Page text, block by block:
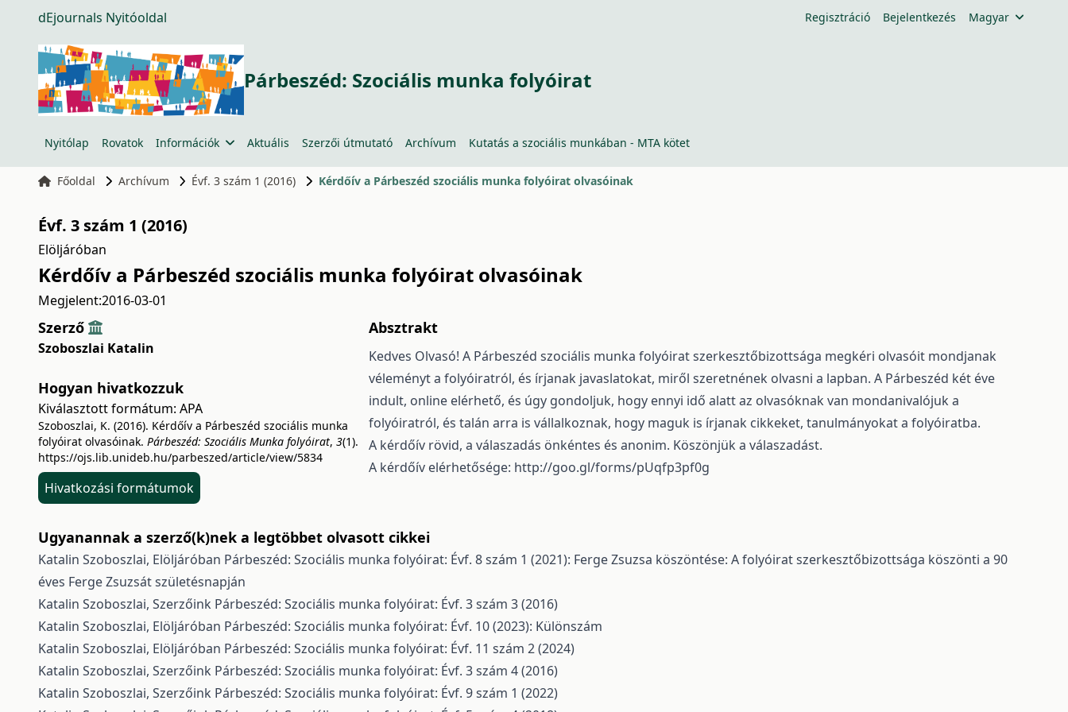
dEjournals Nyitóoldal Regisztráció Bejelentkezés Magyar
Párbeszéd: Szociális munka folyóirat
Nyitólap Rovatok Információk Aktuális Szerzői útmutató Archívum Kutatás a szociális munkában - MTA kötet
Főoldal Archívum Évf. 3 szám 1 (2016) Kérdőív a Párbeszéd szociális munka folyóirat olvasóinak
Évf. 3 szám 1 (2016)
Elöljáróban
Kérdőív a Párbeszéd szociális munka folyóirat olvasóinak
Megjelent:2016-03-01
Szerző
Szoboszlai Katalin
Hogyan hivatkozzuk
Kiválasztott formátum: APA
Szoboszlai, K. (2016). Kérdőív a Párbeszéd szociális munka
folyóirat olvasóinak. Párbeszéd: Szociális Munka folyóirat, 3(1).
https://ojs.lib.unideb.hu/parbeszed/article/view/5834
Hivatkozási formátumok
Absztrakt
Kedves Olvasó! A Párbeszéd szociális munka folyóirat szerkesztőbizottsága megkéri olvasóit mondjanak
véleményt a folyóiratról, és írjanak javaslatokat, miről szeretnének olvasni a lapban. A Párbeszéd két éve
indult, online elérhető, és úgy gondoljuk, hogy ennyi idő alatt az olvasóknak van mondanivalójuk a
folyóiratról, és talán arra is vállalkoznak, hogy maguk is írjanak cikkeket, tanulmányokat a folyóiratba.
A kérdőív rövid, a válaszadás önkéntes és anonim. Köszönjük a válaszadást.
A kérdőív elérhetősége: http://goo.gl/forms/pUqfp3pf0g
Ugyanannak a szerző(k)nek a legtöbbet olvasott cikkei
Katalin Szoboszlai, Elöljáróban Párbeszéd: Szociális munka folyóirat: Évf. 8 szám 1 (2021): Ferge Zsuzsa köszöntése: A folyóirat szerkesztőbizottsága köszönti a 90
éves Ferge Zsuzsát születésnapján
Katalin Szoboszlai, Szerzőink Párbeszéd: Szociális munka folyóirat: Évf. 3 szám 3 (2016)
Katalin Szoboszlai, Elöljáróban Párbeszéd: Szociális munka folyóirat: Évf. 10 (2023): Különszám
Katalin Szoboszlai, Elöljáróban Párbeszéd: Szociális munka folyóirat: Évf. 11 szám 2 (2024)
Katalin Szoboszlai, Szerzőink Párbeszéd: Szociális munka folyóirat: Évf. 3 szám 4 (2016)
Katalin Szoboszlai, Szerzőink Párbeszéd: Szociális munka folyóirat: Évf. 9 szám 1 (2022)